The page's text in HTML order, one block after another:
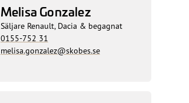
Melisa Gonzalez
Säljare Renault, Dacia & begagnat
0155-752 31
melisa.gonzalez@skobes.se